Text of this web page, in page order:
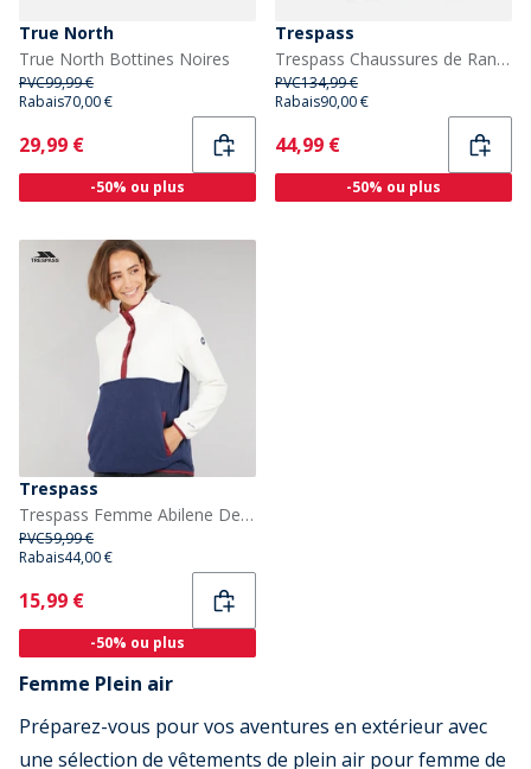
True North
True North Bottines Noires
PVC99,99 €
Rabais70,00 €
Current
29,99 €
-50% ou plus
Trespass
Trespass Chaussures de Randonnée Mitzi Waterproof Femme Anthracite Foncé
PVC134,99 €
Rabais90,00 €
Current
44,99 €
-50% ou plus
Trespass
Trespass Femme Abilene Demi Bouton Polaire Fantôme
PVC59,99 €
Rabais44,00 €
Current
15,99 €
-50% ou plus
Femme Plein air
Préparez-vous pour vos aventures en extérieur avec
une sélection de vêtements de plein air pour femme de